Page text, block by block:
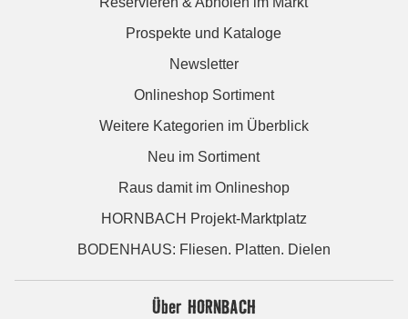
Prospekte und Kataloge
Newsletter
Onlineshop Sortiment
Weitere Kategorien im Überblick
Neu im Sortiment
Raus damit im Onlineshop
HORNBACH Projekt-Marktplatz
BODENHAUS: Fliesen. Platten. Dielen
Über HORNBACH